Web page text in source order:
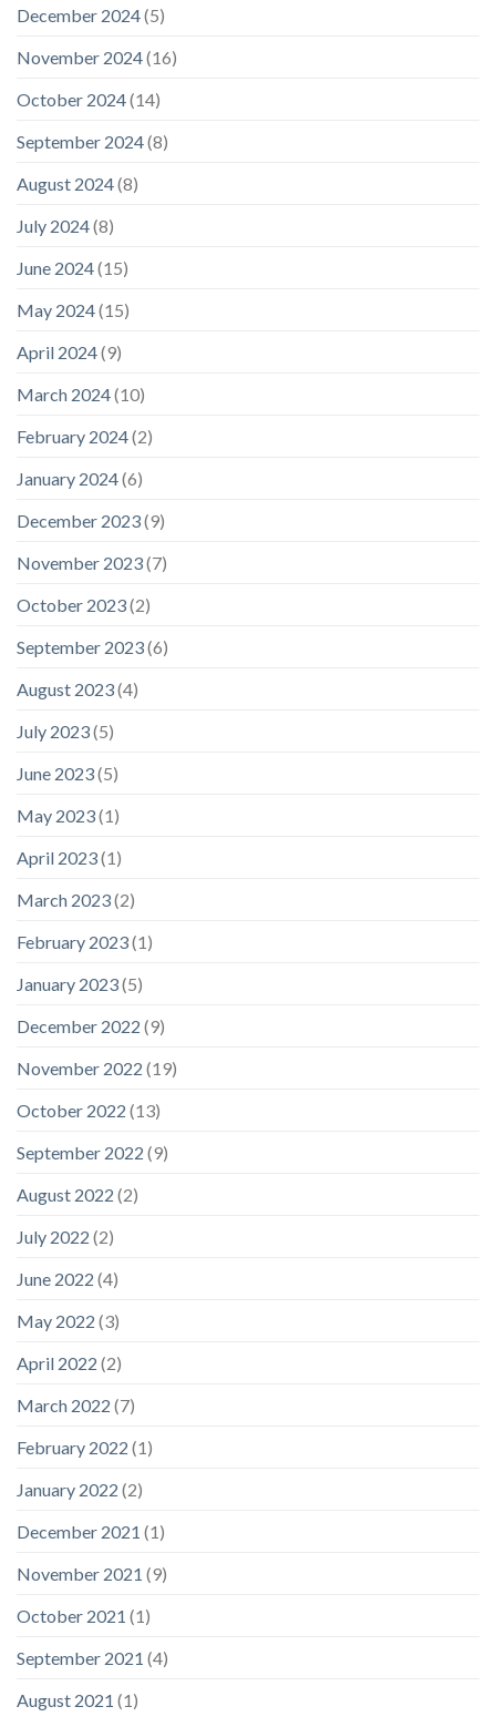
December 2024(5)
November 2024(16)
October 2024(14)
September 2024(8)
August 2024(8)
July 2024(8)
June 2024(15)
May 2024(15)
April 2024(9)
March 2024(10)
February 2024(2)
January 2024(6)
December 2023(9)
November 2023(7)
October 2023(2)
September 2023(6)
August 2023(4)
July 2023(5)
June 2023(5)
May 2023(1)
April 2023(1)
March 2023(2)
February 2023(1)
January 2023(5)
December 2022 (9)
November 2022 (19)
October 2022 (13)
September 2022 (9)
August 2022 (2)
July 2022 (2)
June 2022 (4)
May 2022 (3)
April 2022 (2)
March 2022 (7)
February 2022 (1)
January 2022 (2)
December 2021 (1)
November 2021 (9)
October 2021 (1)
September 2021 (4)
August 2021 (1)